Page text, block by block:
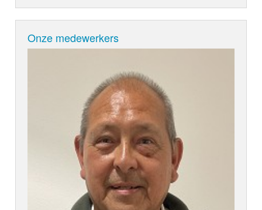
Onze medewerkers